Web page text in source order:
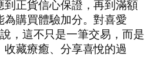
到正貨信心保證，再到滿額
為購買體驗加分。對喜愛
，這不只是一筆交易，而是
藏療癒、分享喜悅的過